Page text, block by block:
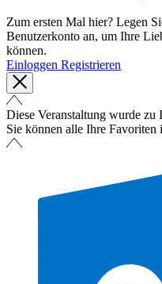
Zum ersten Mal hier? Legen
Benutzerkonto an, um Ihre
können.
Einloggen Registrieren
Diese Veranstaltung wurde
Sie können alle Ihre